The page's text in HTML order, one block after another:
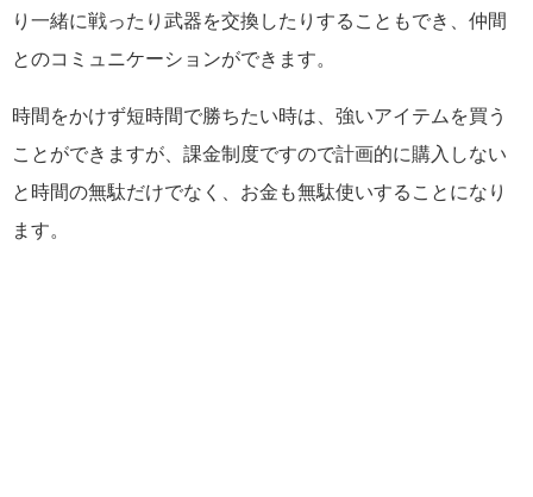
り一緒に戦ったり武器を交換したりすることもでき、仲間
とのコミュニケーションができます。
時間をかけず短時間で勝ちたい時は、強いアイテムを買う
ことができますが、課金制度ですので計画的に購入しない
と時間の無駄だけでなく、お金も無駄使いすることになり
ます。